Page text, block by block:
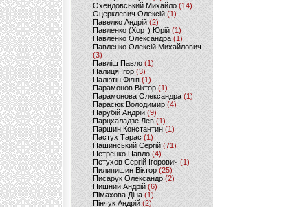
Охендовський Михайло (14)
Оцерклевич Олексій (1)
Павелко Андрій (2)
Павленко (Хорт) Юрій (1)
Павленко Олександра (1)
Павленко Олексій Михайлович
(3)
Павліш Павло(1)
Палиця Ігор (3)
Палютін Філіп(1)
Парамонов Віктор (1)
Парамонова Олександра(1)
Парасюк Володимир(4)
Парубій Андрій (9)
Парцхаладзе Лев (1)
Паршин Константин(1)
Пастух Тарас (1)
Пашинський Сергій (71)
Петренко Павло (4)
Петухов Сергій Ігорович (1)
Пилипишин Віктор(25)
Писарук Олександр(2)
Пишний Андрій (6)
Пімахова Діна(1)
Пінчук Андрій(2)